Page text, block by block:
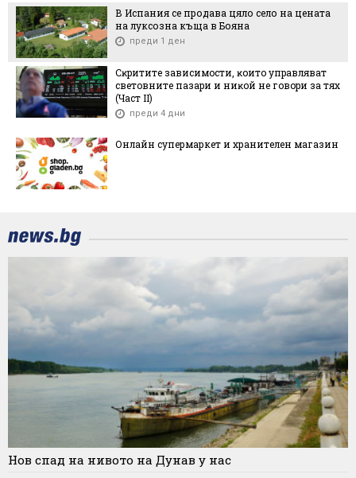
В Испания се продава цяло село на цената
на луксозна къща в Бояна
преди 1 ден
Cĸpититe зaвиcимocти, ĸoитo yпpaвлявaт
cвeтoвнитe пaзapи и ниĸoй нe гoвopи зa тяx
(Чacт ІI)
преди 4 дни
Онлайн супермаркет и хранителен магазин
Нов спад на нивото на Дунав у нас